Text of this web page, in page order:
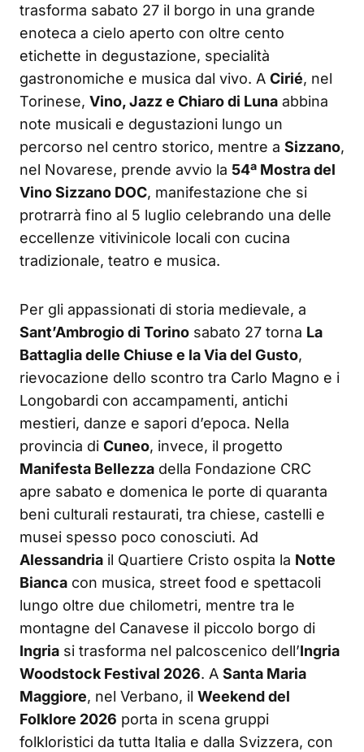
trasforma sabato 27 il borgo in una grande
enoteca a cielo aperto con oltre cento
etichette in degustazione, specialità
gastronomiche e musica dal vivo. A Cirié, nel
Torinese, Vino, Jazz e Chiaro di Luna abbina
note musicali e degustazioni lungo un
percorso nel centro storico, mentre a Sizzano,
nel Novarese, prende avvio la 54ª Mostra del
Vino Sizzano DOC, manifestazione che si
protrarrà fino al 5 luglio celebrando una delle
eccellenze vitivinicole locali con cucina
tradizionale, teatro e musica.
Per gli appassionati di storia medievale, a
Sant’Ambrogio di Torino sabato 27 torna La
Battaglia delle Chiuse e la Via del Gusto,
rievocazione dello scontro tra Carlo Magno e i
Longobardi con accampamenti, antichi
mestieri, danze e sapori d’epoca. Nella
provincia di Cuneo, invece, il progetto
Manifesta Bellezza della Fondazione CRC
apre sabato e domenica le porte di quaranta
beni culturali restaurati, tra chiese, castelli e
musei spesso poco conosciuti. Ad
Alessandria il Quartiere Cristo ospita la Notte
Bianca con musica, street food e spettacoli
lungo oltre due chilometri, mentre tra le
montagne del Canavese il piccolo borgo di
Ingria si trasforma nel palcoscenico dell’Ingria
Woodstock Festival 2026. A Santa Maria
Maggiore, nel Verbano, il Weekend del
Folklore 2026 porta in scena gruppi
folkloristici da tutta Italia e dalla Svizzera, con